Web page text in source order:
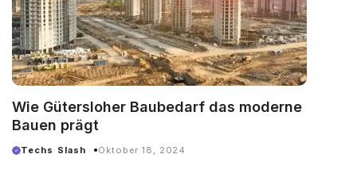
Wie Gütersloher Baubedarf das moderne
Bauen prägt
Techs Slash Oktober 18, 2024